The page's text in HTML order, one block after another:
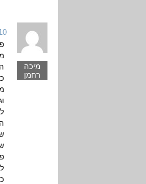
מיכה
רחמן
10 בפברואר 2007